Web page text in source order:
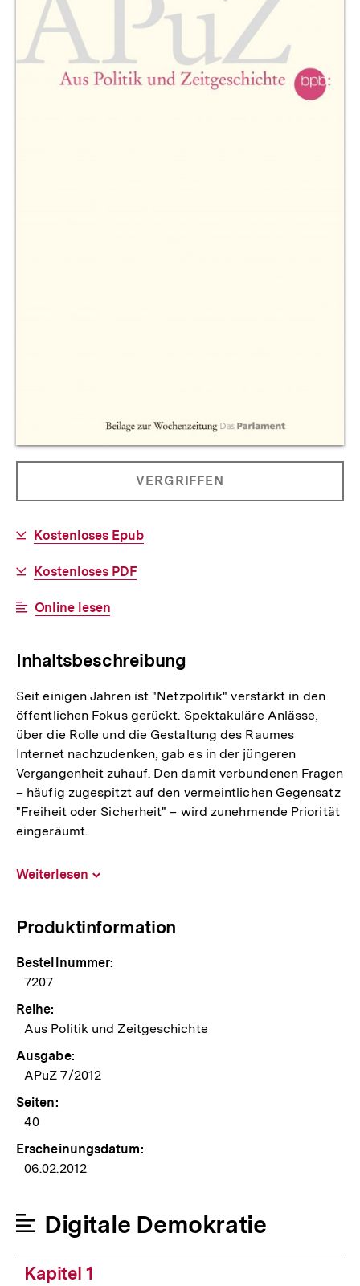
PRODUKT
NICHT
VERGRIFFEN
Download-
Kostenloses Epub
Download-
Kostenloses PDF
Interner
Online lesen
Inhaltsbeschreibung
Seit einigen Jahren ist "Netzpolitik" verstärkt in den
öffentlichen Fokus gerückt. Spektakuläre Anlässe,
über die Rolle und die Gestaltung des Raumes
Internet nachzudenken, gab es in der jüngeren
Vergangenheit zuhauf. Den damit verbundenen Fragen
– häufig zugespitzt auf den vermeintlichen Gegensatz
"Freiheit oder Sicherheit" – wird zunehmende Priorität
eingeräumt.
Weiterlesen
Produktinformation
Bestellnummer:
7207
Reihe:
Aus Politik und Zeitgeschichte
Ausgabe:
APuZ 7/2012
Seiten:
40
Erscheinungsdatum:
06.02.2012
Digitale Demokratie
Kapitel 1